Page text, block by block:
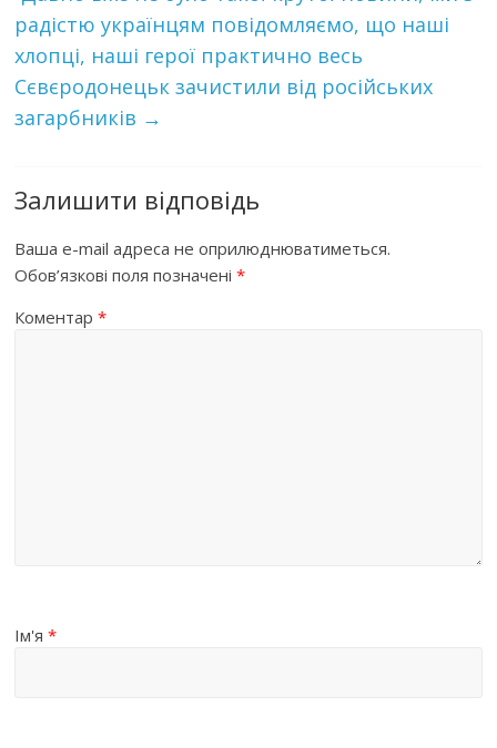
радістю українцям повідомляємо, що наші
хлопці, наші герої практично весь
Сєвєродонецьк зачистили від російських
загарбників →
Залишити відповідь
Ваша e-mail адреса не оприлюднюватиметься.
Обов’язкові поля позначені*
Коментар*
Ім'я*